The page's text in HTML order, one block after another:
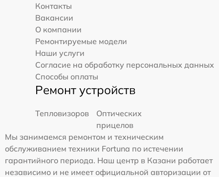
Контакты
Вакансии
О компании
Ремонтируемые модели
Наши услуги
Согласие на обработку персональных данных
Способы оплаты
Ремонт устройств
Тепловизоров
Оптических
прицелов
Мы занимаемся ремонтом и техническим
обслуживанием техники Fortuna по истечении
гарантийного периода. Наш центр в Казани работает
независимо и не имеет официальной авторизации от